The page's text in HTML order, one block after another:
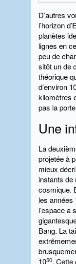
D’autres
l’horizon
planètes
lignes en
peu de
sitôt un de
théorique
d’environ
kilomètres
pas la
Une
La
projetée à
mieux
instants de
cosmique.
les années
l’espace a
Bang. La
1050. Cette